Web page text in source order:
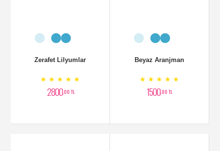
Zerafet Lilyumlar
★ ★ ★ ★ ★
2800,00 TL
Beyaz Aranjman
★ ★ ★ ★ ★
1500,00 TL